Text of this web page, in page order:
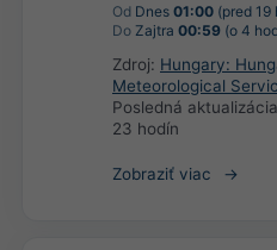
Od Dnes 01:00 (pred 19
Do Zajtra 00:59 (o 4
Zdroj: Hungary:
Meteorological
Posledná
23 hodín
Zobraziť viac